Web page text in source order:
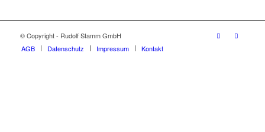
© Copyright - Rudolf Stamm GmbH
AGB
Datenschutz Impressum Kontakt